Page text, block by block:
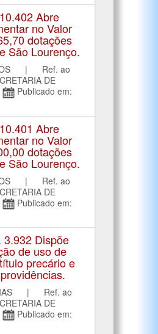
Abre
no Valor
dotações
São Lourenço.
| Ref. ao
DE
Publicado em:
Abre
no Valor
dotações
São Lourenço.
| Ref. ao
DE
Publicado em:
3.932 Dispõe
de uso de
precário e
| Ref. ao
DE
Publicado em: